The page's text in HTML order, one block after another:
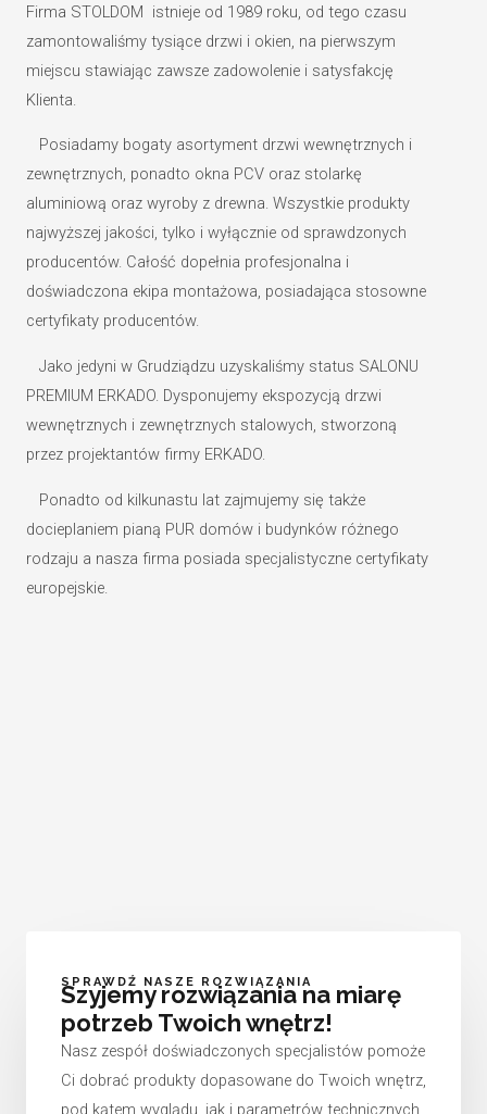
Firma STOLDOM istnieje od 1989 roku, od tego czasu
zamontowaliśmy tysiące drzwi i okien, na pierwszym
miejscu stawiając zawsze zadowolenie i satysfakcję
Klienta.
Posiadamy bogaty asortyment drzwi wewnętrznych i
zewnętrznych, ponadto okna PCV oraz stolarkę
aluminiową oraz wyroby z drewna. Wszystkie produkty
najwyższej jakości, tylko i wyłącznie od sprawdzonych
producentów. Całość dopełnia profesjonalna i
doświadczona ekipa montażowa, posiadająca stosowne
certyfikaty producentów.
Jako jedyni w Grudziądzu uzyskaliśmy status SALONU
PREMIUM ERKADO. Dysponujemy ekspozycją drzwi
wewnętrznych i zewnętrznych stalowych, stworzoną
przez projektantów firmy ERKADO.
Ponadto od kilkunastu lat zajmujemy się także
docieplaniem pianą PUR domów i budynków różnego
rodzaju a nasza firma posiada specjalistyczne certyfikaty
europejskie.
SPRAWDŹ NASZE ROZWIĄZANIA
Szyjemy rozwiązania na miarę
potrzeb Twoich wnętrz!
Nasz zespół doświadczonych specjalistów pomoże
Ci dobrać produkty dopasowane do Twoich wnętrz,
pod kątem wyglądu, jak i parametrów technicznych,